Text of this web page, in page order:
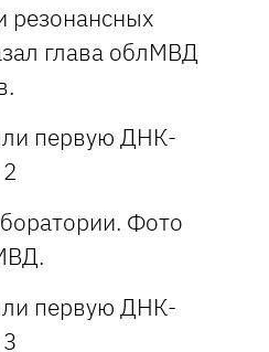
резонансных
глава облМВД
Фото